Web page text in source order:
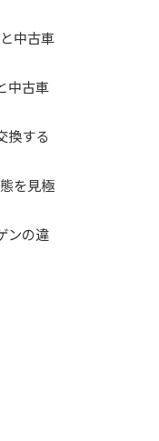
中古車
中古車
換する
を見極
ンの違